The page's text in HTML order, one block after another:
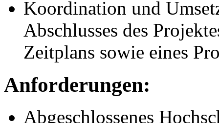
Koordination und
Abschlusses des
Zeitplans sowie eines
Anforderungen:
Abgeschlossenes